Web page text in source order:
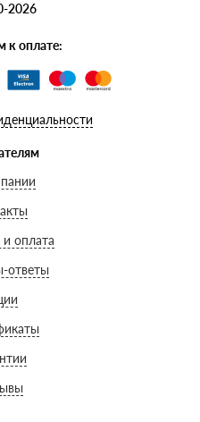
2026
к оплате:
оплата
ответы